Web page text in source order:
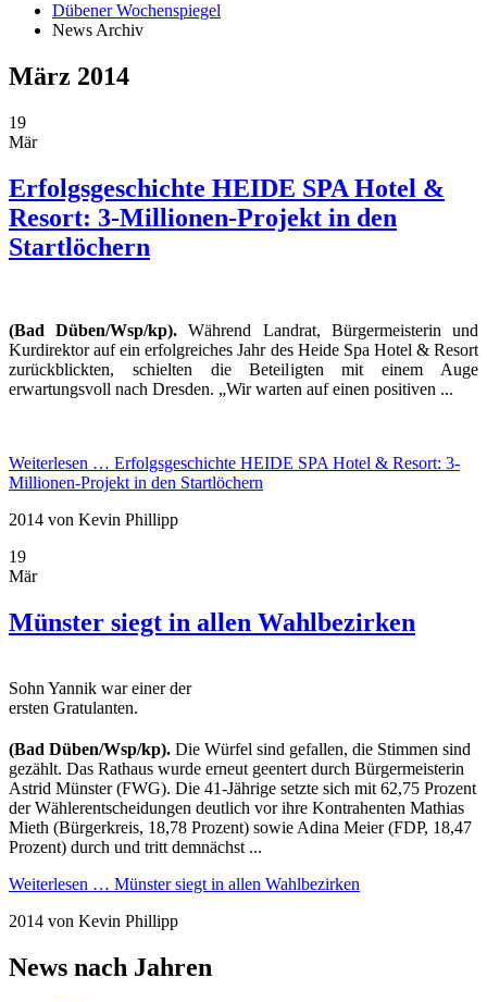
Dübener Wochenspiegel
News Archiv
März 2014
19
Mär
Erfolgsgeschichte HEIDE SPA Hotel &
Resort: 3-Millionen-Projekt in den
Startlöchern
(Bad Düben/Wsp/kp). Während Landrat, Bürgermeisterin und
Kurdirektor auf ein erfolgreiches Jahr des Heide Spa Hotel & Resort
zurückblickten, schielten die Beteiligten mit einem Auge
erwartungsvoll nach Dresden. „Wir warten auf einen positiven ...
Weiterlesen … Erfolgsgeschichte HEIDE SPA Hotel & Resort: 3-
Millionen-Projekt in den Startlöchern
2014 von Kevin Phillipp
19
Mär
Münster siegt in allen Wahlbezirken
Sohn Yannik war einer der
ersten Gratulanten.
(Bad Düben/Wsp/kp). Die Würfel sind gefallen, die Stimmen sind
gezählt. Das Rathaus wurde erneut geentert durch Bürgermeis­terin
Astrid Münster (FWG). Die 41-Jährige setzte sich mit 62,75 Prozent
der Wählerentscheidungen deutlich vor ihre Kontrahenten Mathias
Mieth (Bürgerkreis, 18,78 Prozent) sowie Adina Meier (FDP, 18,47
Prozent) durch und tritt demnächst ...
Weiterlesen … Münster siegt in allen Wahlbezirken
2014 von Kevin Phillipp
News nach Jahren